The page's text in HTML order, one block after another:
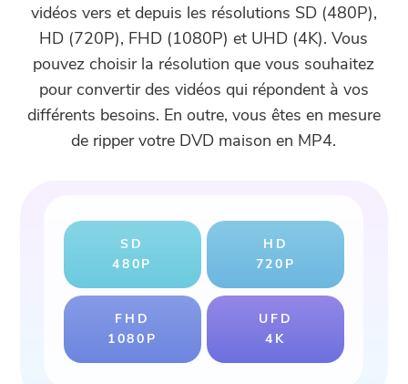
vidéos vers et depuis les résolutions SD (480P),
HD (720P), FHD (1080P) et UHD (4K). Vous
pouvez choisir la résolution que vous souhaitez
pour convertir des vidéos qui répondent à vos
différents besoins. En outre, vous êtes en mesure
de ripper votre DVD maison en MP4.
SD
480P
HD
720P
FHD
1080P
UFD
4K